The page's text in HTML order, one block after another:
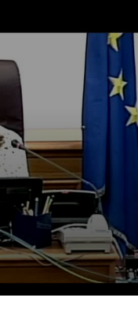
Deputati